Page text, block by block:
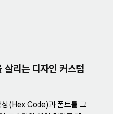
리는 디자인 커스텀
상(Hex Code)과 폰트를 그